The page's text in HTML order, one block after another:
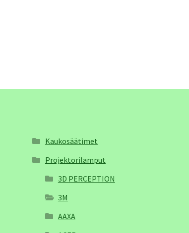
Kaukosäätimet
Projektorilamput
3D PERCEPTION
3M
AAXA